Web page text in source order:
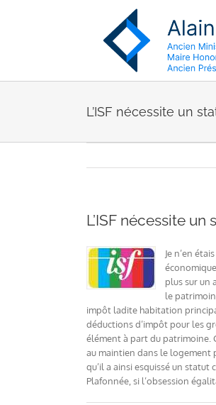
L’ISF nécessite un
L’ISF nécessite
Je n’en
plus sur un
le
impôt ladite habitation
déductions d’impôt pour les
élément à part du patrimoine.
au maintien dans le logement
qu’il a ainsi esquissé un
Plafonnée, si l’obsession